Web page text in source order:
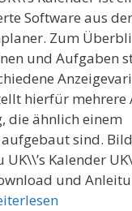
Software aus
Zum
und Aufgaben
hierfür mehrere
die ähnlich einem
sind.
UK\\’s Kalender
und